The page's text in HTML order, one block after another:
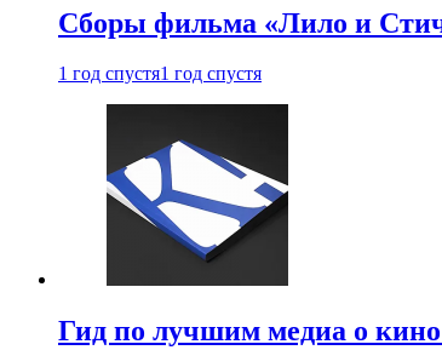
Сборы фильма «Лило и
1 год спустя1 год спустя
Гид по лучшим медиа о